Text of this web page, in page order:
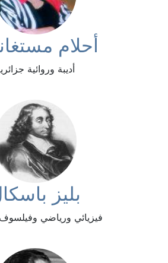
أحلام
أديبة وروائية
بليز
فيزيائي ورياضي